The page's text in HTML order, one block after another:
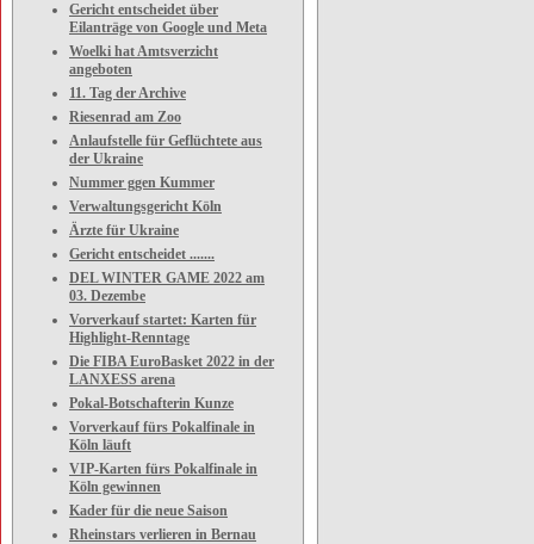
Gericht entscheidet über
Eilanträge von Google und Meta
Woelki hat Amtsverzicht
angeboten
11. Tag der Archive
Riesenrad am Zoo
Anlaufstelle für Geflüchtete aus
der Ukraine
Nummer ggen Kummer
Verwaltungsgericht Köln
Ärzte für Ukraine
Gericht entscheidet .......
DEL WINTER GAME 2022 am
03. Dezembe
Vorverkauf startet: Karten für
Highlight-Renntage
Die FIBA EuroBasket 2022 in der
LANXESS arena
Pokal-Botschafterin Kunze
Vorverkauf fürs Pokalfinale in
Köln läuft
VIP-Karten fürs Pokalfinale in
Köln gewinnen
Kader für die neue Saison
Rheinstars verlieren in Bernau